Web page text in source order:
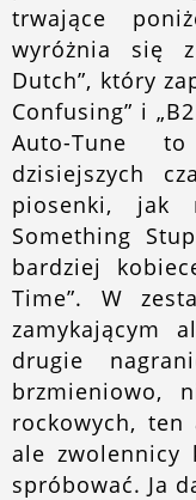
trwające
wyróżnia się
Dutch”, który
Confusing” i
Auto-Tune
dzisiejszych
piosenki, jak
Something
bardziej
Time”. W
zamykającym
drugie
brzmieniowo,
rockowych, ten
ale zwolennicy
spróbować. Ja